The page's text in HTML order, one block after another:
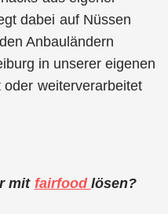
dabei auf Nüssen
Anbauländern
in unserer eigenen
weiterverarbeitet
mit fairfood lösen?